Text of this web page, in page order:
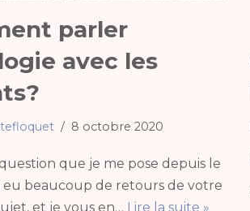
parler
avec les
8 octobre 2020
question que je me pose depuis le
eu beaucoup de retours de votre
et je vous en… Lire la suite »